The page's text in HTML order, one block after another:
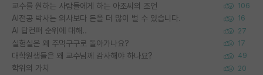
교수를 원하는 사람들에게 하는 아조씨의 조언 106
AI전공 박사는 의사보다 돈을 더 많이 벌 수 있습니다. 16
AI 탑컨퍼 순위에 대해.. 27
실험실은 왜 주먹구구로 돌아가나요? 17
대학원생들은 왜 교수님께 감사해야 하나요? 49
학위의 가치 20